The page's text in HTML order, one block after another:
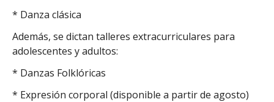
* Danza clásica
Además, se dictan talleres extracurriculares para
adolescentes y adultos:
* Danzas Folklóricas
* Expresión corporal (disponible a partir de agosto)